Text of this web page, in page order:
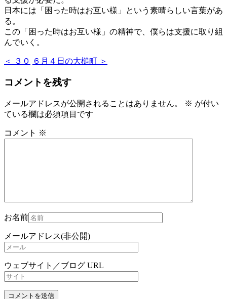
日本には「困った時はお互い様」という素晴らしい言葉があ
る。
この「困った時はお互い様」の精神で、僕らは支援に取り組
んでいく。
＜ ３０ ６月４日の大槌町 ＞
コメントを残す
メールアドレスが公開されることはありません。 ※ が付い
ている欄は必須項目です
コメント ※
お名前
メールアドレス(非公開)
ウェブサイト／ブログ URL